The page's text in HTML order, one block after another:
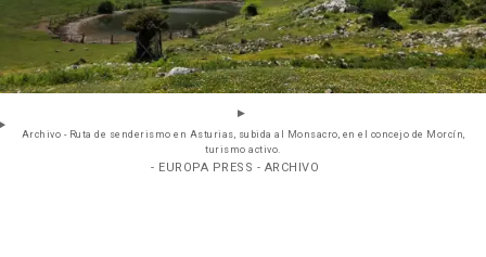
Archivo - Ruta de senderismo en Asturias, subida al Monsacro, en el concejo de Morcín,
turismo activo.
- EUROPA PRESS - ARCHIVO